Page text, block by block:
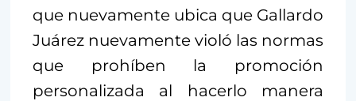
que nuevamente ubica que Gallardo
Juárez nuevamente violó las normas
que prohíben la promoción
personalizada al hacerlo manera